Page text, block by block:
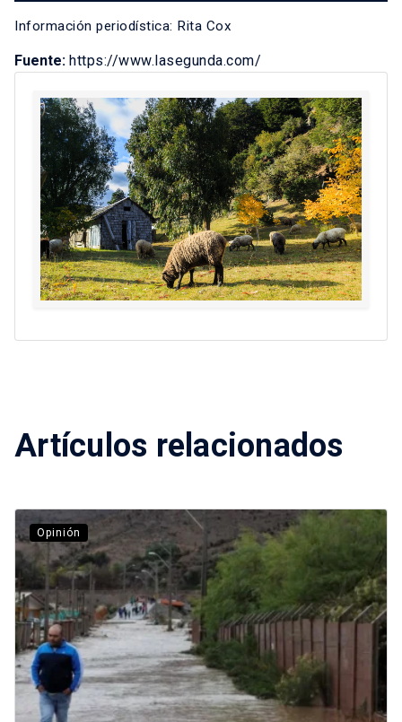
Información periodística: Rita Cox
Fuente: https://www.lasegunda.com/
Artículos relacionados
Opinión